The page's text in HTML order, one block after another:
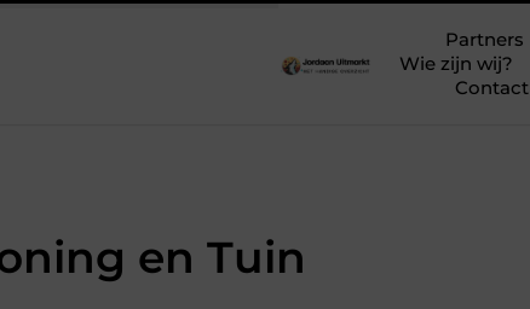
Partners
Wie zijn wij?
Contact
en Tuin